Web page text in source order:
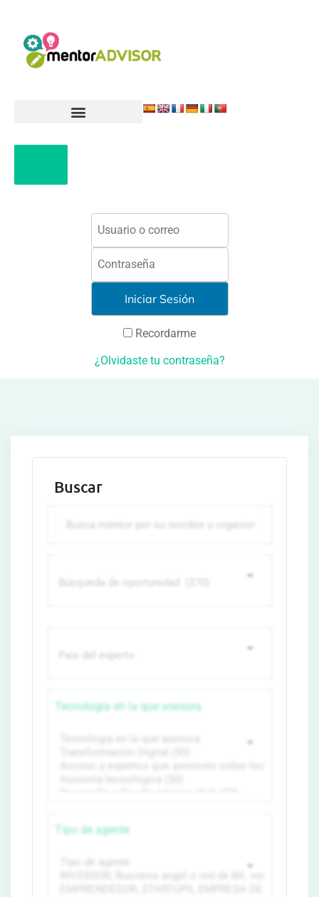
Recordarme
¿Olvidaste tu contraseña?
Buscar
Tecnología en la que asesora
Tipo de agente